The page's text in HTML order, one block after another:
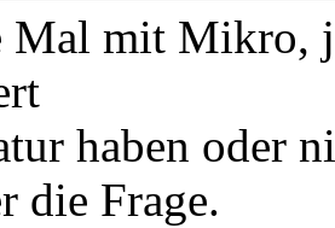
Mal mit Mikro,
haben oder
die Frage.